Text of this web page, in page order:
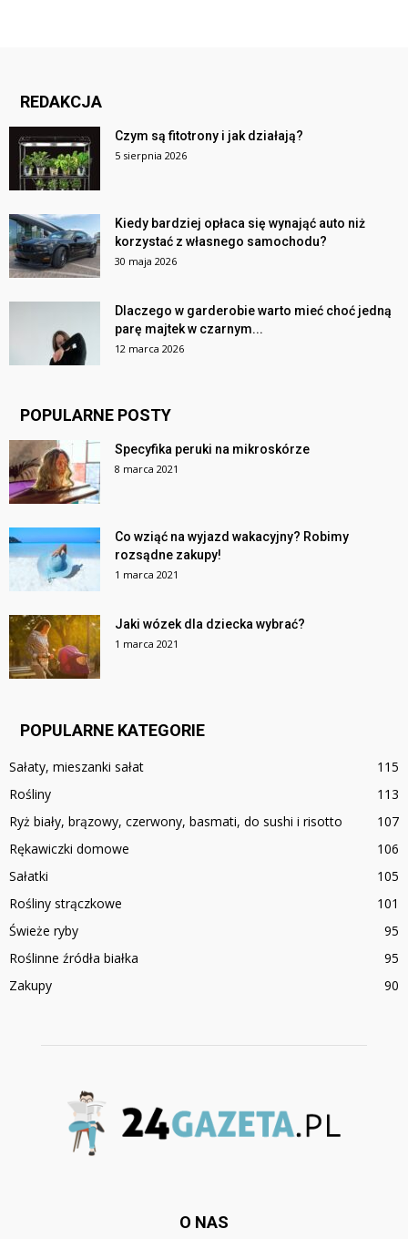
REDAKCJA
Czym są fitotrony i jak działają?
5 sierpnia 2026
Kiedy bardziej opłaca się wynająć auto niż
korzystać z własnego samochodu?
30 maja 2026
Dlaczego w garderobie warto mieć choć jedną
parę majtek w czarnym...
12 marca 2026
POPULARNE POSTY
Specyfika peruki na mikroskórze
8 marca 2021
Co wziąć na wyjazd wakacyjny? Robimy
rozsądne zakupy!
1 marca 2021
Jaki wózek dla dziecka wybrać?
1 marca 2021
POPULARNE KATEGORIE
Sałaty, mieszanki sałat
115
Rośliny
113
Ryż biały, brązowy, czerwony, basmati, do sushi i risotto
107
Rękawiczki domowe
106
Sałatki
105
Rośliny strączkowe
101
Świeże ryby
95
Roślinne źródła białka
95
Zakupy
90
O NAS